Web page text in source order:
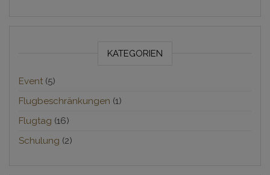
KATEGORIEN
Event (5)
Flugbeschränkungen (1)
Flugtag (16)
Schulung (2)